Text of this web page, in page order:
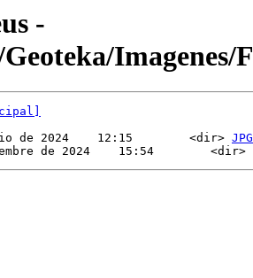
-
Imagenes/
de 2024    12:15        <dir> JPG
de 2024    15:54        <dir>